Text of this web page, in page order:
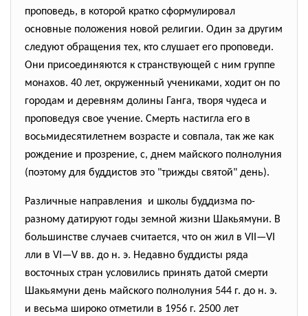
проповедь, в которой кратко сформулировал
основные положения новой религии. Один за другим
следуют обращения тех, кто слушает его проповеди.
Они присоединяются к странствующей с ним группе
монахов. 40 лет, окруженный учениками, ходит он по
городам и деревням долины Ганга, творя чудеса и
проповедуя свое учение. Смерть настигла его в
восьмидесятилетнем возрасте и совпала, так же как
рождение и прозрение, с, днем майского полнолуния
(поэтому для буддистов это "трижды святой" день).
Различные направления и школы буддизма по-
разному датируют годы земной жизни Шакьямуни. В
большинстве случаев считается, что он жил в VII—VI
лли в VI—V вв. до н. э. Недавно буддисты ряда
восточных стран условились принять датой смерти
Шакьямуни день майского полнолуния 544 г. до н. э.
и весьма широко отметили в 1956 г. 2500 лет